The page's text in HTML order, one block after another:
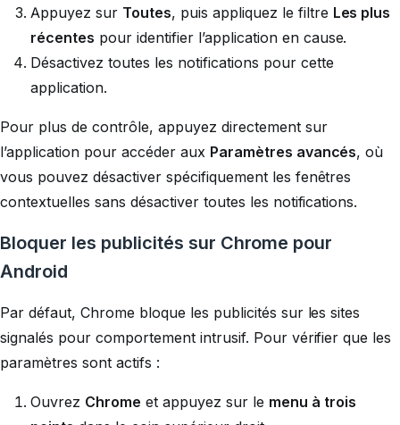
Appuyez sur Toutes, puis appliquez le filtre Les plus
récentes pour identifier l’application en cause.
Désactivez toutes les notifications pour cette
application.
Pour plus de contrôle, appuyez directement sur
l’application pour accéder aux Paramètres avancés, où
vous pouvez désactiver spécifiquement les fenêtres
contextuelles sans désactiver toutes les notifications.
Bloquer les publicités sur Chrome pour
Android
Par défaut, Chrome bloque les publicités sur les sites
signalés pour comportement intrusif. Pour vérifier que les
paramètres sont actifs :
Ouvrez Chrome et appuyez sur le menu à trois